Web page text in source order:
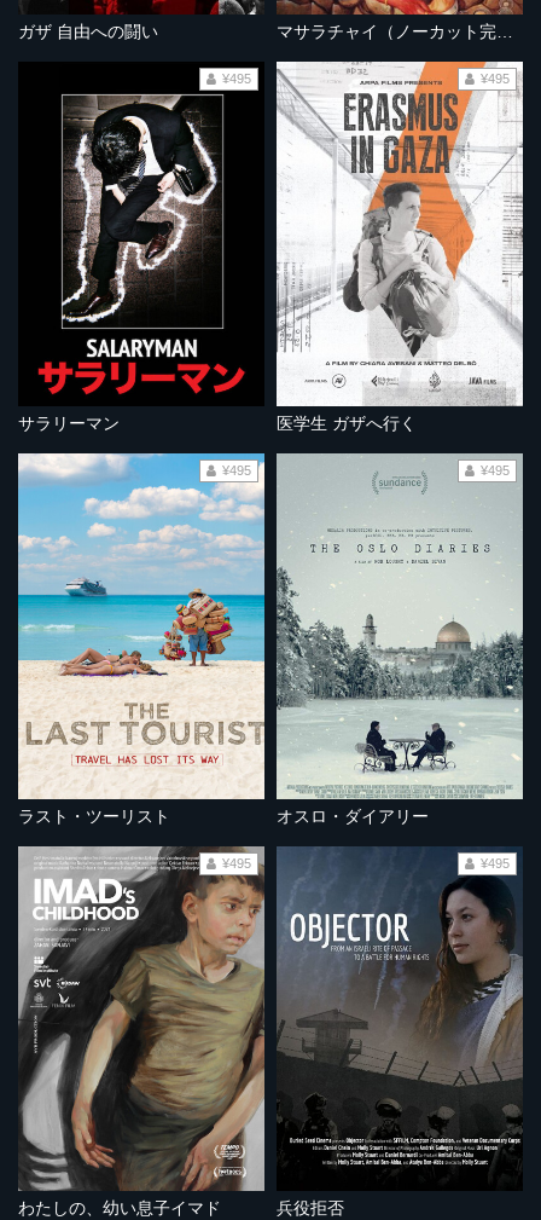
ガザ 自由への闘い
サラリーマン
¥495
医学生 ガザへ行く
¥495
ラスト・ツーリスト
¥495
オスロ・ダイアリー
¥495
わたしの、幼い息子イマド
¥495
兵役拒否
¥495